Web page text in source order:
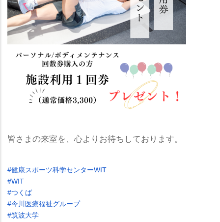
皆さまの来室を、心よりお待ちしております。
#健康スポーツ科学センターWIT
#WIT
#つくば
#今川医療福祉グループ
#筑波大学